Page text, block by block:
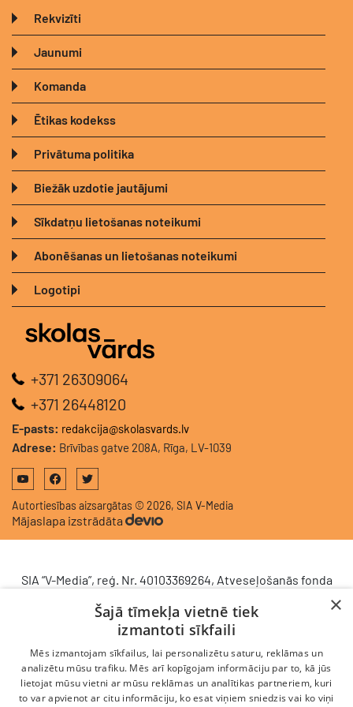
Rekvizīti
Jaunumi
Komanda
Ētikas kodekss
Privātuma politika
Biežāk uzdotie jautājumi
Sīkdatņu lietošanas noteikumi
Abonēšanas un lietošanas noteikumi
Logotipi
+371 26309064
+371 26448120
E-pasts: redakcija@skolasvards.lv
Adrese: Brīvības gatve 208A, Rīga, LV-1039
Autortiesības aizsargātas © 2026, SIA V-Media
Mājaslapa izstrādāta
SIA “V-Media”, reģ. Nr. 40103369264, Atveseļošanās fonda
komercdarbības procesu uzlabošanā - ieviesta klientu
attiecību pārvaldības sistēma (CRM). 2024. gada 16.
decembrī tika noslēgts līgums Nr. 9.2-17-L-2024/928 ar
Latvijas Investīciju un attīstības aģentūru par atbalsta
saņemšanu saskaņā ar Atveseļošanas un noturības
mehānisma plāna 2. komponenti “Digitālā transformācija”
×
Šajā tīmekļa vietnē tiek
izmantoti sīkfaili
Mēs izmantojam sīkfailus, lai personalizētu saturu, reklāmas un
analizētu mūsu trafiku. Mēs arī kopīgojam informāciju par to, kā jūs
lietojat mūsu vietni ar mūsu reklāmas un analītikas partneriem, kuri
to var apvienot ar citu informāciju, ko esat viņiem sniedzis vai ko viņi